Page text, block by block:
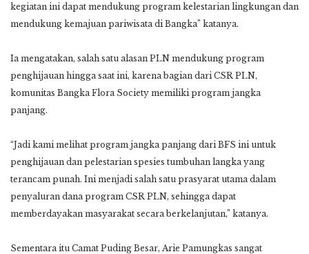
kegiatan ini dapat mendukung program kelestarian lingkungan dan
mendukung kemajuan pariwisata di Bangka” katanya.
Ia mengatakan, salah satu alasan PLN mendukung program
penghijauan hingga saat ini, karena bagian dari CSR PLN,
komunitas Bangka Flora Society memiliki program jangka
panjang.
“Jadi kami melihat program jangka panjang dari BFS ini untuk
penghijauan dan pelestarian spesies tumbuhan langka yang
terancam punah. Ini menjadi salah satu prasyarat utama dalam
penyaluran dana program CSR PLN, sehingga dapat
memberdayakan masyarakat secara berkelanjutan,” katanya.
Sementara itu Camat Puding Besar, Arie Pamungkas sangat